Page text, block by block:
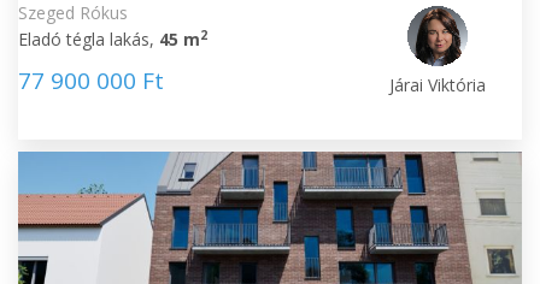
Szeged Rókus
Eladó tégla lakás, 45 m2
77 900 000 Ft Járai Viktória